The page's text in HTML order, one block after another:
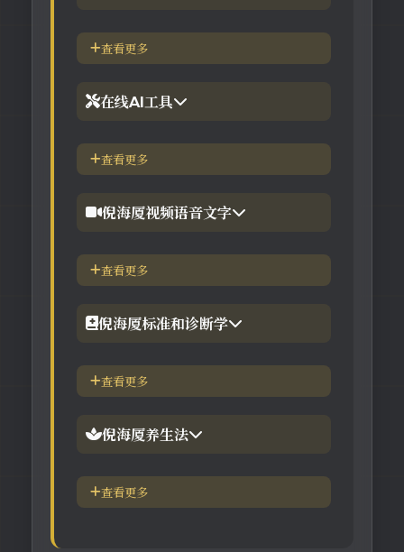
1.倪海厦官网备份版
查看更多
在线AI工具
【工具】紫微斗数命理分析
查看更多
倪海厦视频语音文字
【视频】倪海厦-针灸大成
查看更多
倪海厦标准和诊断学
倪海厦简介-传奇人生
查看更多
倪海厦养生法
五脏逼毒法和易筋经
查看更多